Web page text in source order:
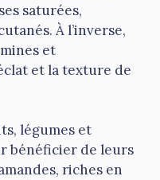
saturées,
À l’inverse,
et
et la texture de
légumes et
bénéficier de leurs
riches en